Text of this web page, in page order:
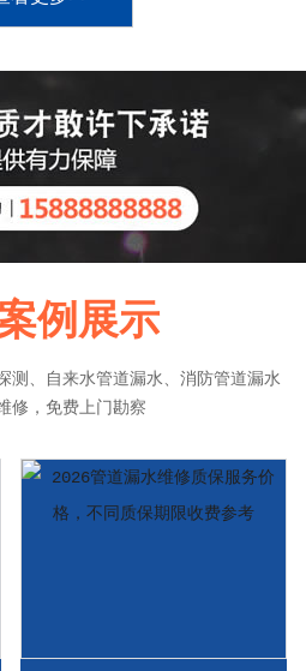
例展示
测、自来水管道漏水、消防管道漏水
修，免费上门勘察